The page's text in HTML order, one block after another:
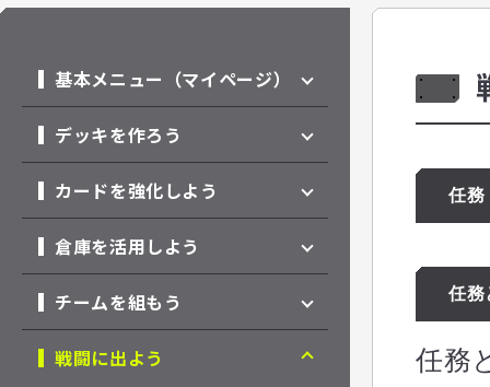
基本メニュー（マイページ）
デッキを作ろう
カードを強化しよう
倉庫を活用しよう
チームを組もう
戦闘に出よう
任務
任務
任務